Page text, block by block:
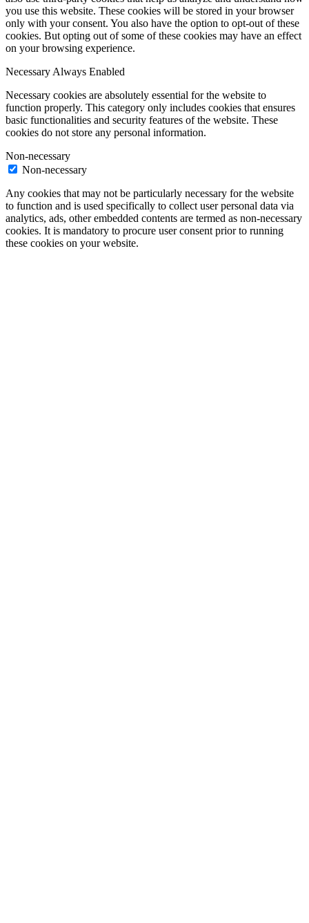
you use this website. These cookies will be stored in your browser
only with your consent. You also have the option to opt-out of these
cookies. But opting out of some of these cookies may have an effect
on your browsing experience.
NecessaryAlways Enabled
Necessary cookies are absolutely essential for the website to
function properly. This category only includes cookies that ensures
basic functionalities and security features of the website. These
cookies do not store any personal information.
Non-necessary
Non-necessary
Any cookies that may not be particularly necessary for the website
to function and is used specifically to collect user personal data via
analytics, ads, other embedded contents are termed as non-necessary
cookies. It is mandatory to procure user consent prior to running
these cookies on your website.